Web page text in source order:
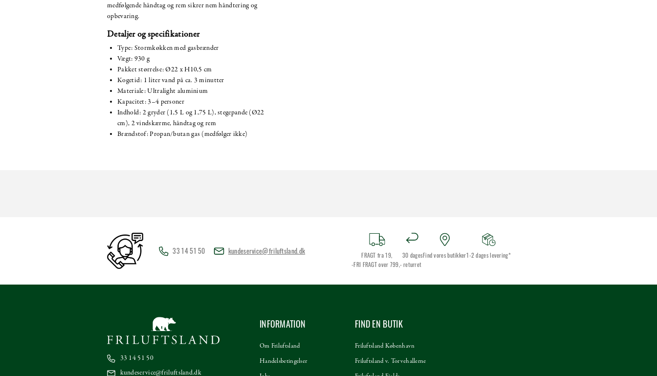
medfølgende håndtag og rem sikrer nem håndtering og
opbevaring.
Detaljer og specifikationer
Type: Stormkøkken med gasbrænder
Vægt: 930 g
Pakket størrelse: Ø22 x H10,5 cm
Kogetid: 1 liter vand på ca. 3 minutter
Materiale: Ultralight aluminium
Kapacitet: 3–4 personer
Indhold: 2 gryder (1,5 L og 1,75 L), stegepande (Ø22
cm), 2 vindskærme, håndtag og rem
Brændstof: Propan/butan gas (medfølger ikke)
33 14 51 50 kundeservice@friluftsland.dk
FRAGT fra 19,
-FRI FRAGT over 799,-
30 dages
returret
Find vores butikker1-2 dages levering*
33 14 51 50
kundeservice@friluftsland.dk
INFORMATION
Om Friluftsland
Handelsbetingelser
FIND EN BUTIK
Friluftsland København
Friluftsland v. Torvehallerne